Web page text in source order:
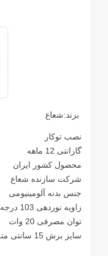
برند:شعاع
نصب توکار
گارانتی 12 ماهه
محصول کشور ایران
شرکت سازنده شعاع
جنس بدنه آلومینیومی
زاویه نوردهی 103 درجه
توان مصرفی 20 وات
سایز برش 15 سانتی متر